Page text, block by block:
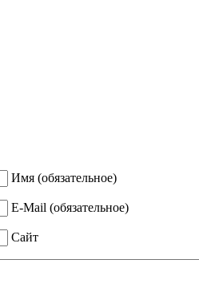
Имя (обязательное)
E-Mail (обязательное)
Сайт